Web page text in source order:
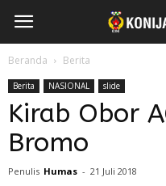
Beranda Berita
Berita NASIONAL slide
Kirab Obor
Bromo
Penulis Humas - 21 Juli 2018